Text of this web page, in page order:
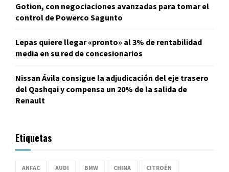
Gotion, con negociaciones avanzadas para tomar el
control de Powerco Sagunto
Lepas quiere llegar «pronto» al 3% de rentabilidad
media en su red de concesionarios
Nissan Ávila consigue la adjudicación del eje trasero
del Qashqai y compensa un 20% de la salida de
Renault
Etiquetas
ANFAC AUDI BMW CHINA CITROËN